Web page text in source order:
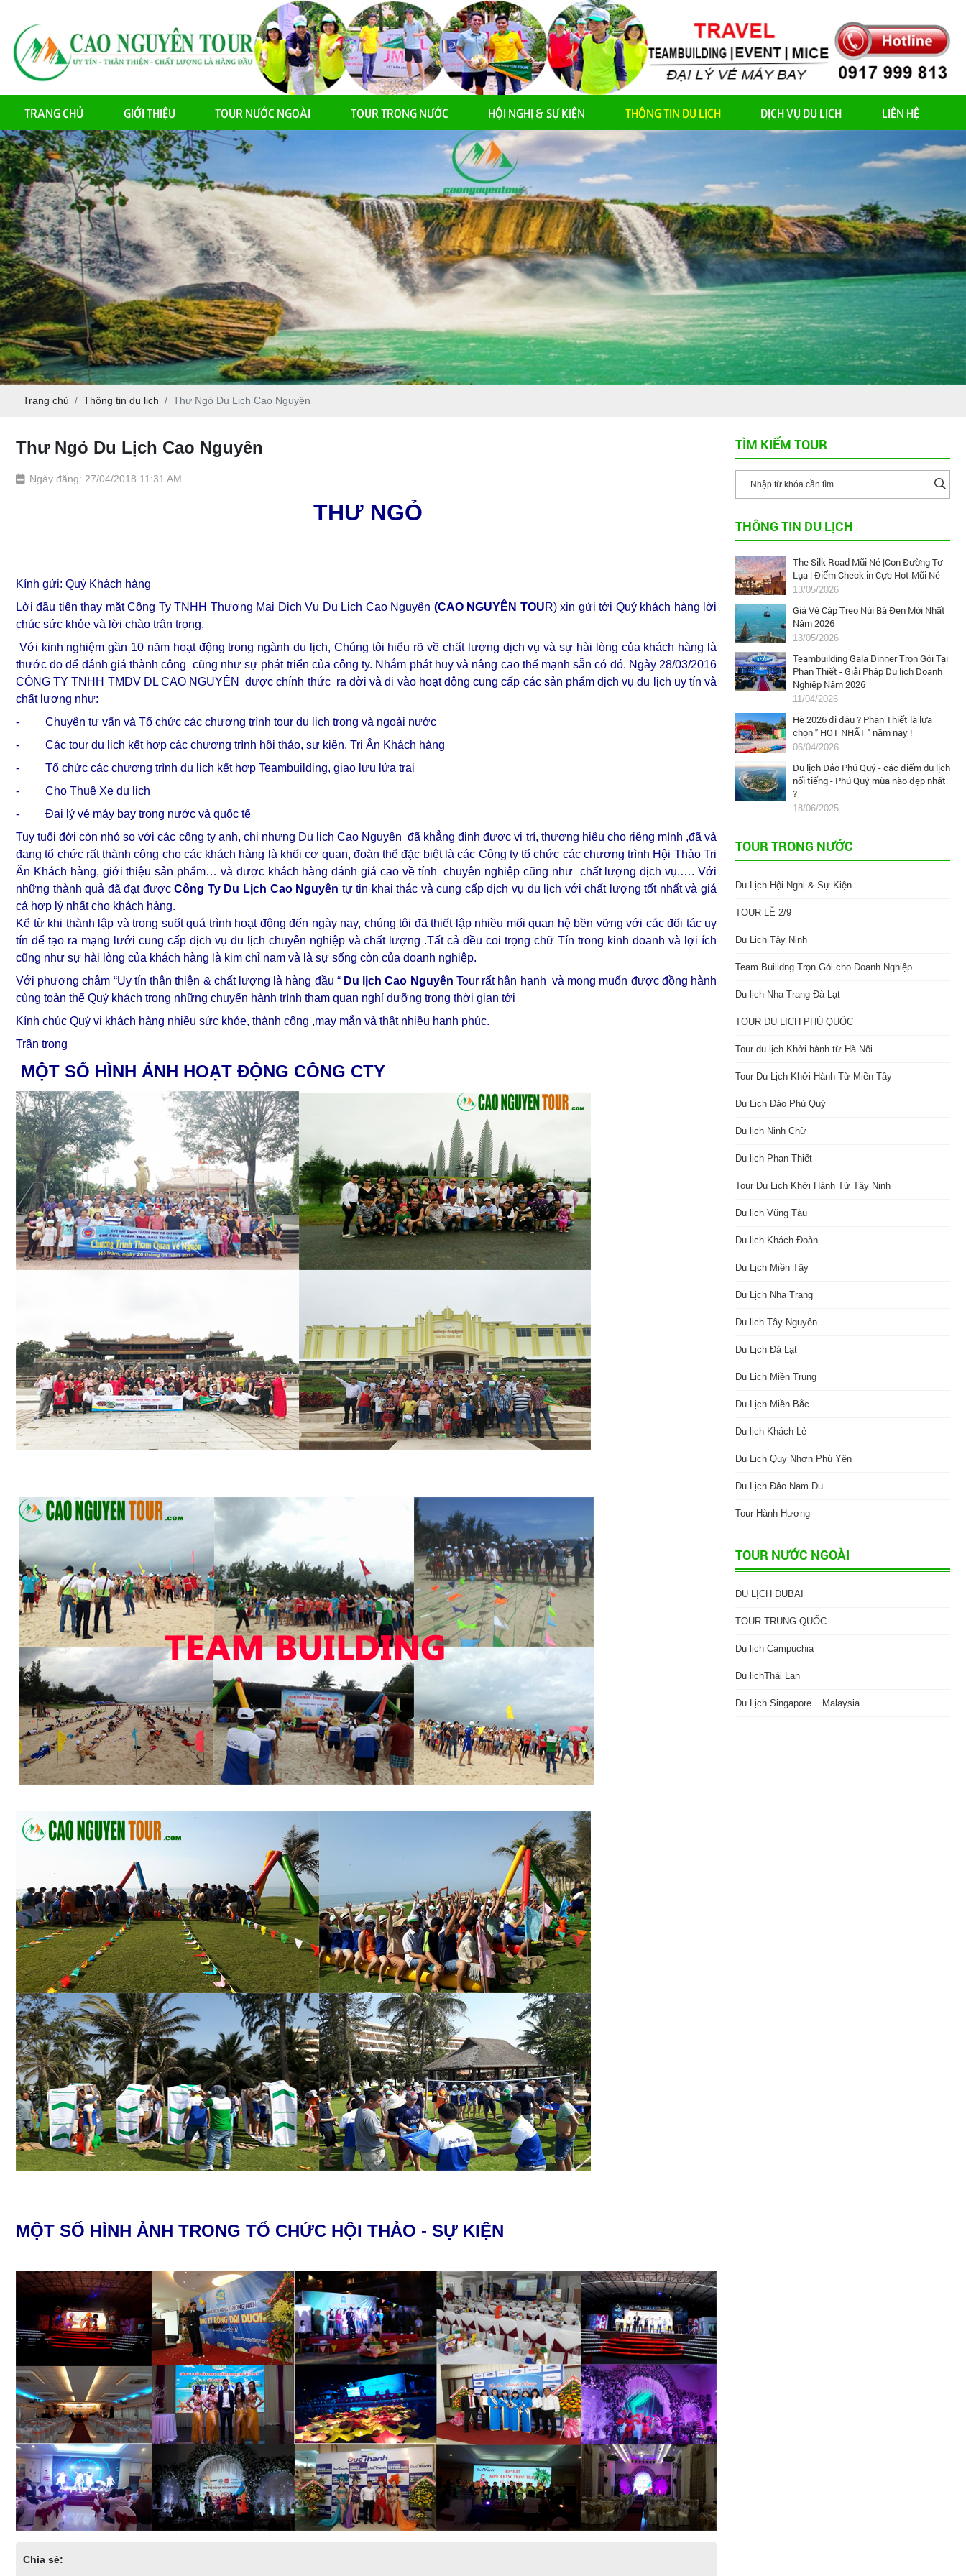
TRANG CHỦ GIỚI THIỆU TOUR NƯỚC NGOÀI TOUR TRONG NƯỚC HỘI NGHỊ & SỰ KIỆN THÔNG TIN DU LỊCH DỊCH VỤ DU LỊCH LIÊN HỆ
Trang chủ Thông tin du lịch Thư Ngỏ Du Lịch Cao Nguyên
Thư Ngỏ Du Lịch Cao Nguyên
Ngày đăng: 27/04/2018 11:31 AM
THƯ NGỎ
Kính gửi: Quý Khách hàng
Lời đầu tiên thay mặt Công Ty TNHH Thương Mại Dịch Vụ Du Lịch Cao Nguyên (CAO NGUYÊN TOUR) xin gửi tới Quý khách hàng lời
chúc sức khỏe và lời chào trân trọng.
Với kinh nghiệm gần 10 năm hoạt động trong ngành du lịch, Chúng tôi hiểu rõ về chất lượng dịch vụ và sự hài lòng của khách hàng là
thước đo để đánh giá thành công cũng như sự phát triển của công ty. Nhắm phát huy và nâng cao thế mạnh sẵn có đó. Ngày 28/03/2016
CÔNG TY TNHH TMDV DL CAO NGUYÊN được chính thức ra đời và đi vào hoạt động cung cấp các sản phẩm dịch vụ du lịch uy tín và
chất lượng như:
- Chuyên tư vấn và Tổ chức các chương trình tour du lịch trong và ngoài nước
- Các tour du lịch kết hợp các chương trình hội thảo, sự kiện, Tri Ân Khách hàng
- Tổ chức các chương trình du lịch kết hợp Teambuilding, giao lưu lửa trại
- Cho Thuê Xe du lịch
- Đại lý vé máy bay trong nước và quốc tế
Tuy tuổi đời còn nhỏ so với các công ty anh, chị nhưng Du lịch Cao Nguyên đã khẳng định được vị trí, thương hiệu cho riêng mình ,đã và
đang tổ chức rất thành công cho các khách hàng là khối cơ quan, đoàn thể đặc biệt là các Công ty tổ chức các chương trình Hội Thảo Tri
Ân Khách hàng, giới thiệu sản phẩm… và được khách hàng đánh giá cao về tính chuyên nghiệp cũng như chất lượng dịch vụ.…. Với
những thành quả đã đạt đượcCông Ty Du Lịch Cao Nguyên tự tin khai thác và cung cấp dịch vụ du lịch với chất lượng tốt nhất và giá
cả hợp lý nhất cho khách hàng.
Kể từ khi thành lập và trong suốt quá trình hoạt động đến ngày nay, chúng tôi đã thiết lập nhiều mối quan hệ bền vững với các đối tác uy
tín để tạo ra mạng lưới cung cấp dịch vụ du lịch chuyên nghiệp và chất lượng .Tất cả đều coi trọng chữ Tín trong kinh doanh và lợi ích
cũng như sự hài lòng của khách hàng là kim chỉ nam và là sự sống còn của doanh nghiệp.
Với phương châm “Uy tín thân thiện & chất lượng là hàng đầu “ Du lịch Cao Nguyên Tour rất hân hạnh và mong muốn được đồng hành
cùng toàn thể Quý khách trong những chuyến hành trình tham quan nghỉ dưỡng trong thời gian tới
Kính chúc Quý vị khách hàng nhiều sức khỏe, thành công ,may mắn và thật nhiều hạnh phúc.
Trân trọng
MỘT SỐ HÌNH ẢNH HOẠT ĐỘNG CÔNG CTY
MỘT SỐ HÌNH ẢNH TRONG TỔ CHỨC HỘI THẢO - SỰ KIỆN
Chia sẻ:
TÌM KIẾM TOUR
THÔNG TIN DU LỊCH
The Silk Road Mũi Né |Con Đường Tơ
Lụa | Điểm Check in Cực Hot Mũi Né
13/05/2026
Giá Vé Cáp Treo Núi Bà Đen Mới Nhất
Năm 2026
13/05/2026
Teambuilding Gala Dinner Trọn Gói Tại
Phan Thiết - Giải Pháp Du lịch Doanh
Nghiệp Năm 2026
11/04/2026
Hè 2026 đi đâu ? Phan Thiết là lựa
chọn " HOT NHẤT " năm nay !
06/04/2026
Du lịch Đảo Phú Quý - các điểm du lịch
nổi tiếng - Phú Quý mùa nào đẹp nhất
?
18/06/2025
TOUR TRONG NƯỚC
Du Lịch Hội Nghị & Sự Kiện
TOUR LỄ 2/9
Du Lịch Tây Ninh
Team Builidng Trọn Gói cho Doanh Nghiệp
Du lịch Nha Trang Đà Lạt
TOUR DU LỊCH PHÚ QUỐC
Tour du lịch Khởi hành từ Hà Nội
Tour Du Lịch Khởi Hành Từ Miền Tây
Du Lịch Đảo Phú Quý
Du lịch Ninh Chữ
Du lịch Phan Thiết
Tour Du Lịch Khởi Hành Từ Tây Ninh
Du lịch Vũng Tàu
Du lịch Khách Đoàn
Du Lịch Miền Tây
Du Lịch Nha Trang
Du lich Tây Nguyên
Du Lịch Đà Lạt
Du Lịch Miền Trung
Du Lịch Miền Bắc
Du lịch Khách Lẻ
Du Lịch Quy Nhơn Phú Yên
Du Lịch Đảo Nam Du
Tour Hành Hương
TOUR NƯỚC NGOÀI
DU LỊCH DUBAI
TOUR TRUNG QUỐC
Du lịch Campuchia
Du lịchThái Lan
Du Lịch Singapore _ Malaysia